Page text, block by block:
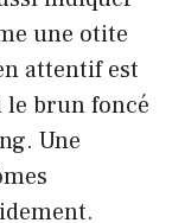
une otite
attentif est
brun foncé
Une